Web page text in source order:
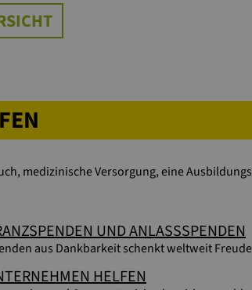
medizinische Versorgung, eine
UND ANLASSSPENDEN
aus Dankbarkeit schenkt weltweit
HELFEN